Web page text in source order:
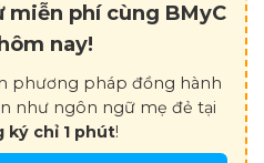
miễn phí cùng BMyC
nay!
phương pháp đồng hành
như ngôn ngữ mẹ đẻ tại
ký chỉ 1 phút!